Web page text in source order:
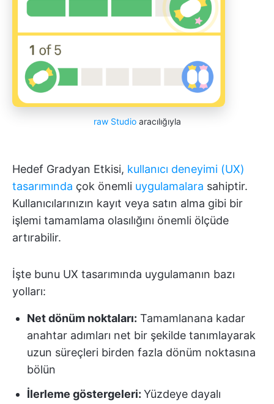
raw Studioaracılığıyla
Hedef Gradyan Etkisi, kullanıcı deneyimi (UX)
tasarımında çok önemli uygulamalara sahiptir.
Kullanıcılarınızın kayıt veya satın alma gibi bir
işlemi tamamlama olasılığını önemli ölçüde
artırabilir.
İşte bunu UX tasarımında uygulamanın bazı
yolları:
Net dönüm noktaları: Tamamlanana kadar
anahtar adımları net bir şekilde tanımlayarak
uzun süreçleri birden fazla dönüm noktasına
bölün
İlerleme göstergeleri: Yüzdeye dayalı